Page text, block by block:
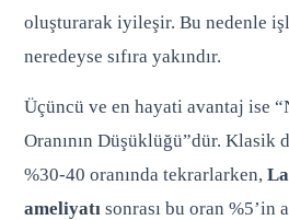
oluşturarak iyileşir. Bu nedenle
neredeyse sıfıra yakındır.
Üçüncü ve en hayati avantaj ise
Oranının Düşüklüğü”dür. Klasik
%30-40 oranında tekrarlarken,
ameliyatı sonrası bu oran %5’in